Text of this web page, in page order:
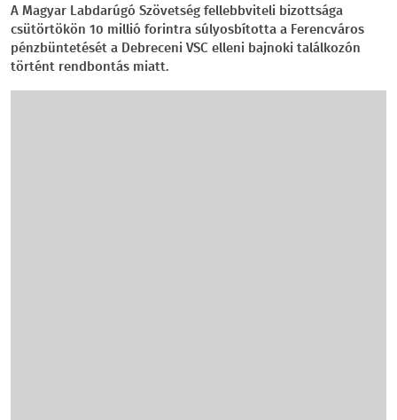
A Magyar Labdarúgó Szövetség fellebbviteli bizottsága
csütörtökön 10 millió forintra súlyosbította a Ferencváros
pénzbüntetését a Debreceni VSC elleni bajnoki találkozón
történt rendbontás miatt.